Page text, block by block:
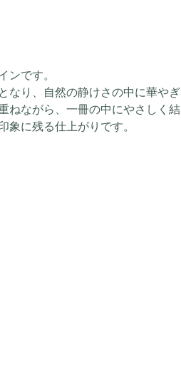
ンです。
なり、自然の静けさの中に華やぎ
ねながら、一冊の中にやさしく結
象に残る仕上がりです。